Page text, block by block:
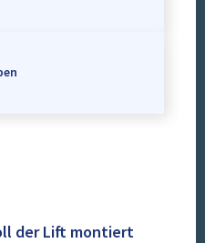
der Lift montiert